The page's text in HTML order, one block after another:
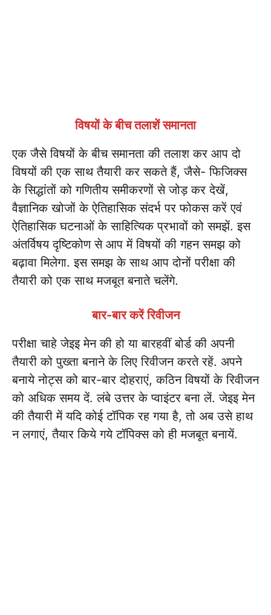
विषयों के बीच तलाशें समानता
एक जैसे विषयों के बीच समानता की तलाश कर आप दो
विषयों की एक साथ तैयारी कर सकते हैं, जैसे- फिजिक्स
के सिद्धांतों को गणितीय समीकरणों से जोड़ कर देखें,
वैज्ञानिक खोजों के ऐतिहासिक संदर्भ पर फोकस करें एवं
ऐतिहासिक घटनाओं के साहित्यिक प्रभावों को समझें. इस
अंतर्विषय दृष्टिकोण से आप में विषयों की गहन समझ को
बढ़ावा मिलेगा. इस समझ के साथ आप दोनों परीक्षा की
तैयारी को एक साथ मजबूत बनाते चलेंगे.
बार-बार करें रिवीजन
परीक्षा चाहे जेइइ मेन की हो या बारहवीं बोर्ड की अपनी
तैयारी को पुख्ता बनाने के लिए रिवीजन करते रहें. अपने
बनाये नोट्स को बार-बार दोहराएं, कठिन विषयों के रिवीजन
को अधिक समय दें. लंबे उत्तर के प्वाइंटर बना लें. जेइइ मेन
की तैयारी में यदि कोई टॉपिक रह गया है, तो अब उसे हाथ
न लगाएं, तैयार किये गये टॉपिक्स को ही मजबूत बनायें.